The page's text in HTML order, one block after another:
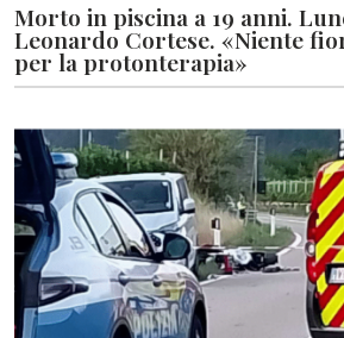
Morto in piscina a 19 anni.
Leonardo Cortese. «Niente
per la protonterapia»